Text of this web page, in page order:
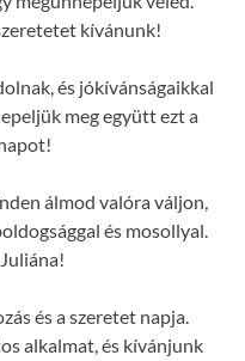
kívánunk!
és jókívánságaikkal
meg együtt ezt a
álmod valóra váljon,
és mosollyal.
és a szeretet napja.
alkalmat, és kívánjunk